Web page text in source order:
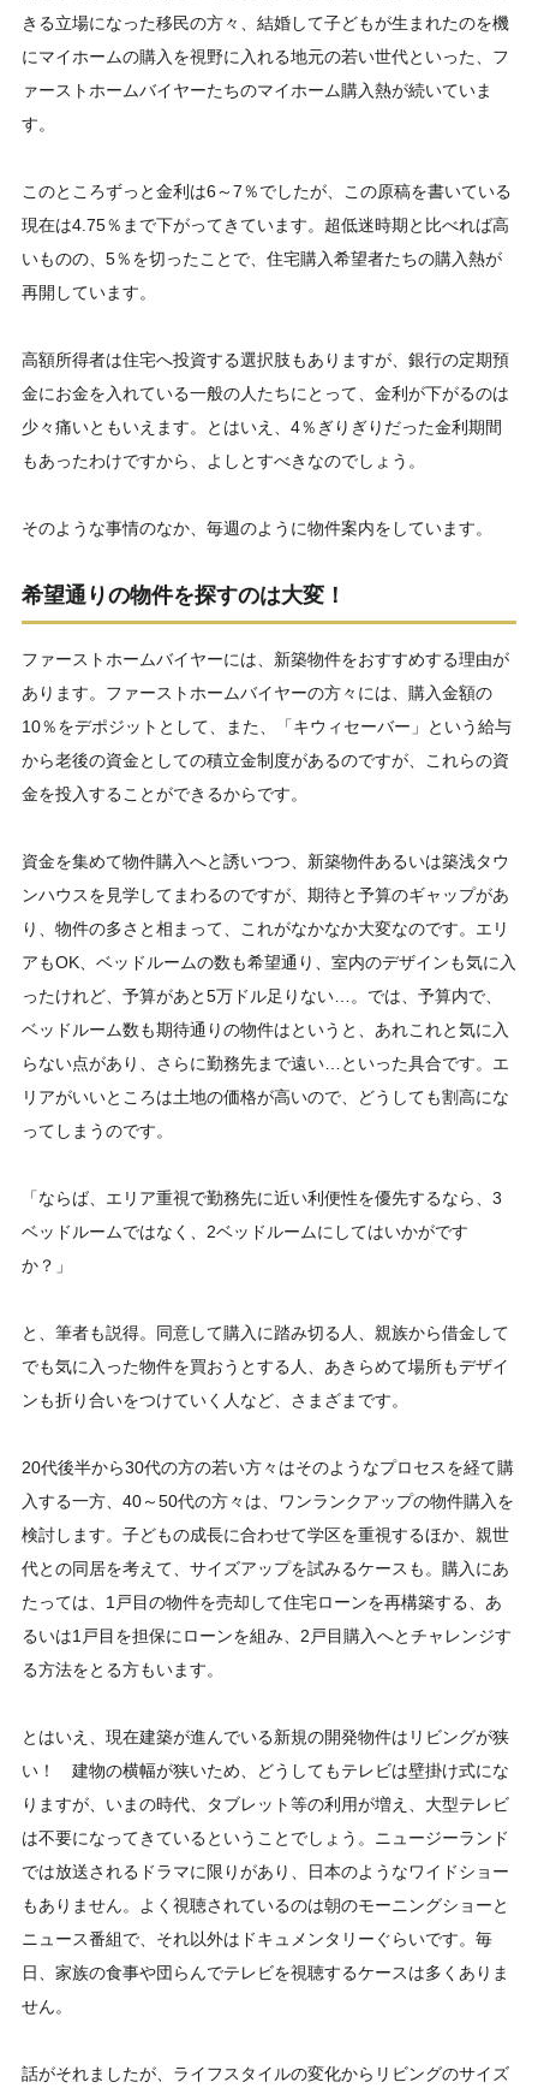
きる立場になった移民の方々、結婚して子どもが生まれたのを機
にマイホームの購入を視野に入れる地元の若い世代といった、フ
ァーストホームバイヤーたちのマイホーム購入熱が続いていま
す。
このところずっと金利は6～7％でしたが、この原稿を書いている
現在は4.75％まで下がってきています。超低迷時期と比べれば高
いものの、5％を切ったことで、住宅購入希望者たちの購入熱が
再開しています。
高額所得者は住宅へ投資する選択肢もありますが、銀行の定期預
金にお金を入れている一般の人たちにとって、金利が下がるのは
少々痛いともいえます。とはいえ、4％ぎりぎりだった金利期間
もあったわけですから、よしとすべきなのでしょう。
そのような事情のなか、毎週のように物件案内をしています。
希望通りの物件を探すのは大変！
ファーストホームバイヤーには、新築物件をおすすめする理由が
あります。ファーストホームバイヤーの方々には、購入金額の
10％をデポジットとして、また、「キウィセーバー」という給与
から老後の資金としての積立金制度があるのですが、これらの資
金を投入することができるからです。
資金を集めて物件購入へと誘いつつ、新築物件あるいは築浅タウ
ンハウスを見学してまわるのですが、期待と予算のギャップがあ
り、物件の多さと相まって、これがなかなか大変なのです。エリ
アもOK、ベッドルームの数も希望通り、室内のデザインも気に入
ったけれど、予算があと5万ドル足りない…。では、予算内で、
ベッドルーム数も期待通りの物件はというと、あれこれと気に入
らない点があり、さらに勤務先まで遠い…といった具合です。エ
リアがいいところは土地の価格が高いので、どうしても割高にな
ってしまうのです。
「ならば、エリア重視で勤務先に近い利便性を優先するなら、3
ベッドルームではなく、2ベッドルームにしてはいかがです
か？」
と、筆者も説得。同意して購入に踏み切る人、親族から借金して
でも気に入った物件を買おうとする人、あきらめて場所もデザイ
ンも折り合いをつけていく人など、さまざまです。
20代後半から30代の方の若い方々はそのようなプロセスを経て購
入する一方、40～50代の方々は、ワンランクアップの物件購入を
検討します。子どもの成長に合わせて学区を重視するほか、親世
代との同居を考えて、サイズアップを試みるケースも。購入にあ
たっては、1戸目の物件を売却して住宅ローンを再構築する、あ
るいは1戸目を担保にローンを組み、2戸目購入へとチャレンジす
る方法をとる方もいます。
とはいえ、現在建築が進んでいる新規の開発物件はリビングが狭
い！ 建物の横幅が狭いため、どうしてもテレビは壁掛け式にな
りますが、いまの時代、タブレット等の利用が増え、大型テレビ
は不要になってきているということでしょう。ニュージーランド
では放送されるドラマに限りがあり、日本のようなワイドショー
もありません。よく視聴されているのは朝のモーニングショーと
ニュース番組で、それ以外はドキュメンタリーぐらいです。毎
日、家族の食事や団らんでテレビを視聴するケースは多くありま
せん。
話がそれましたが、ライフスタイルの変化からリビングのサイズ